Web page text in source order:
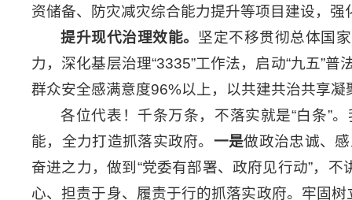
资储备、防灾减灾综合能力提升等项目建设，
提升现代治理效能。 坚定不移贯彻总体国
力，深化基层治理“3335”工作法，启动“九五”
群众安全感满意度96%以上，以共建共治共享凝
各位代表！千条万条，不落实就是“白条”
能，全力打造抓落实政府。 一是做政治忠诚、
奋进之力，做到“党委有部署、政府见行动”，
心、担责于身、履责于行的抓落实政府。牢固